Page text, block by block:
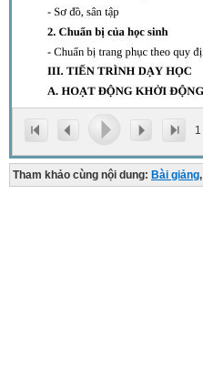
1
Tham khảo cùng nội dung: Bài giảng,